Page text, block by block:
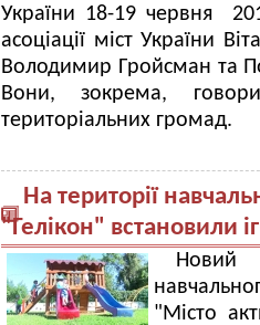
України 18-19 червня
асоціації міст України
Володимир Гройсман та
Вони, зокрема,
територіальних громад.
На території
"Гелікон" встановили
Новий
"Місто